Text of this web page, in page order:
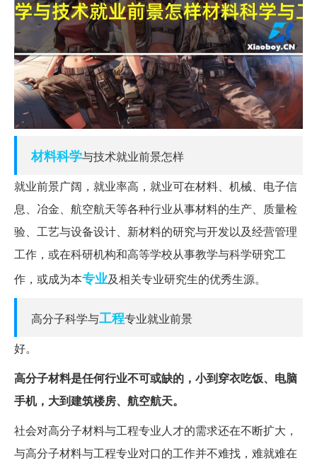
材料科学与技术就业前景怎样
就业前景广阔，就业率高，就业可在材料、机械、电子信
息、冶金、航空航天等各种行业从事材料的生产、质量检
验、工艺与设备设计、新材料的研究与开发以及经营管理
工作，或在科研机构和高等学校从事教学与科学研究工
作，或成为本专业及相关专业研究生的优秀生源。
高分子科学与工程专业就业前景
好。
高分子材料是任何行业不可或缺的，小到穿衣吃饭、电脑
手机，大到建筑楼房、航空航天。
社会对高分子材料与工程专业人才的需求还在不断扩大，
与高分子材料与工程专业对口的工作并不难找，难就难在